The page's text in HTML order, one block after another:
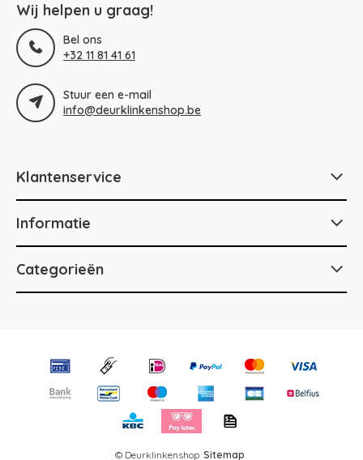
Wij helpen u graag!
Bel ons
+32 11 81 41 61
Stuur een e-mail
info@deurklinkenshop.be
Klantenservice
Informatie
Categorieën
© Deurklinkenshop Sitemap